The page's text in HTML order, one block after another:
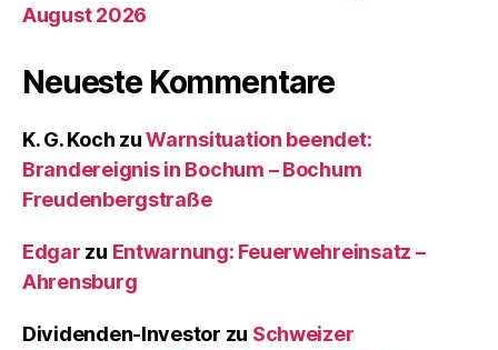
August 2026
Neueste Kommentare
K. G. Koch zuWarnsituation beendet:
Brandereignis in Bochum – Bochum
Freudenbergstraße
Edgar zu Entwarnung: Feuerwehreinsatz –
Ahrensburg
Dividenden-Investor zu Schweizer